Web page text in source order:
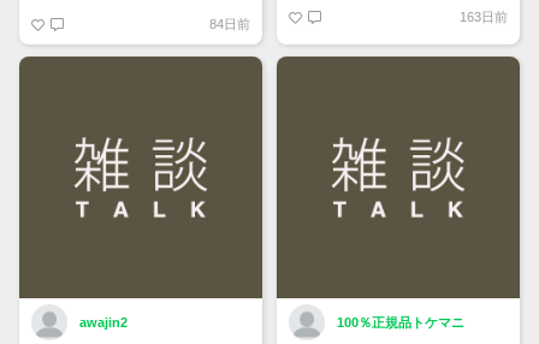
「下書き」へ戻ります。
トップページでお気に入り登録が
できるようになりました。
84日前 163日前
awajin2 100％正規品トケマニ